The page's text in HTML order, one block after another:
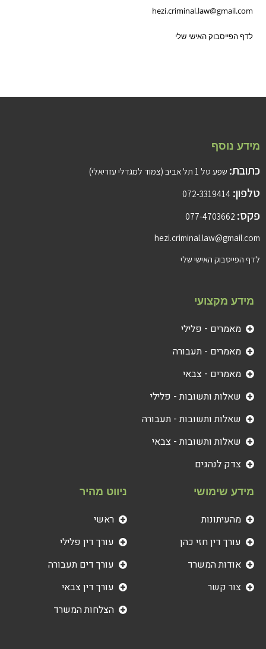
hezi.criminal.law@gmail.com
לדף הפייסבוק האישי שלי
ניווט מהיר
ראשי
עורך דין פלילי
עורך דים תעבורה
עורך דין צבאי
הצלחות המשרד
מידע שימושי
מהעיתונות
עורך דין חזי כהן
אודות המשרד
צור קשר
מידע מקצועי
מאמרים - פלילי
מאמרים - תעבורה
מאמרים - צבאי
שאלות ותשובות - פלילי
שאלות ותשובות - תעבורה
שאלות ותשובות - צבאי
צדק לנהגים
מידע נוסף
כתובת: שפע טל 1 תל אביב (צמוד למגדלי עזריאלי)
טלפון: 072-3319414
פקס:
hezi.criminal.law@gmail.com
לדף הפייסבוק האישי שלי